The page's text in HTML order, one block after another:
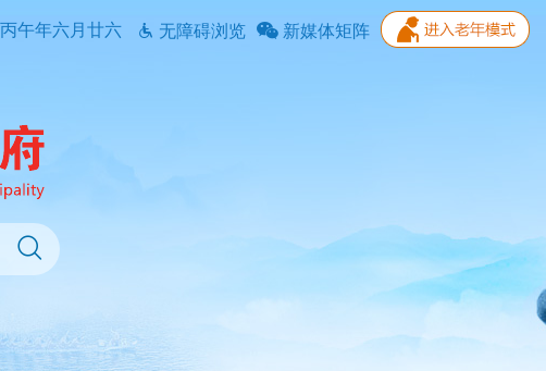
丙午年六月廿六 无障碍浏览 新媒体矩阵